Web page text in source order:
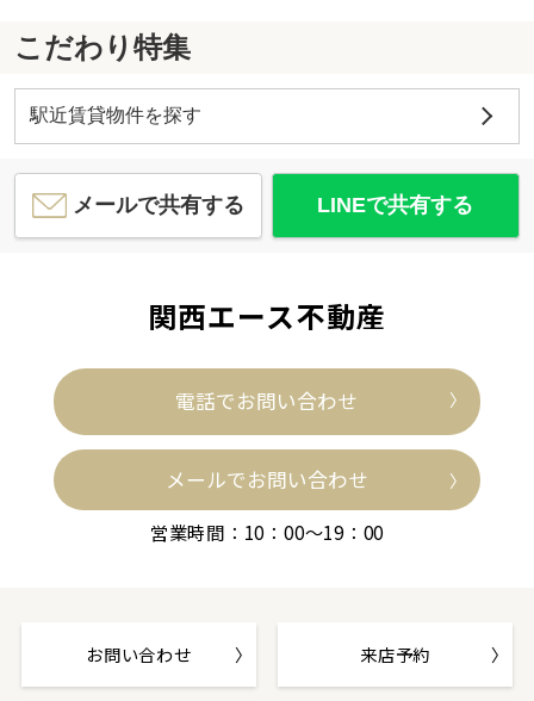
こだわり特集
駅近賃貸物件を探す
メールで共有する LINEで共有する
関西エース不動産
電話でお問い合わせ
メールでお問い合わせ
営業時間：10：00～19：00
お問い合わせ 来店予約